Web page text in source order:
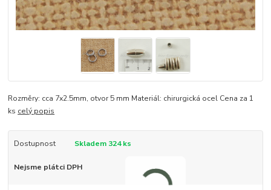
Rozměry: cca 7x2.5mm, otvor 5 mm Materiál: chirurgická ocel Cena za 1
ks celý popis
Dostupnost Skladem 324 ks
Nejsme plátci DPH